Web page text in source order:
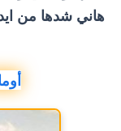
هاني شدها من